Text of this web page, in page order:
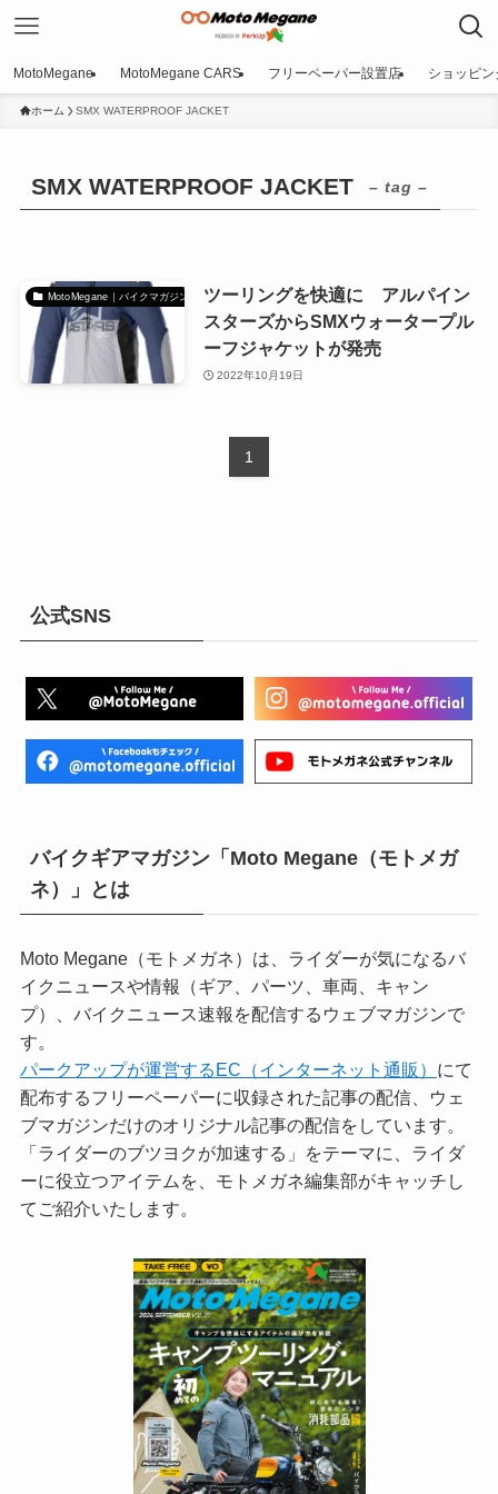
MotoMegane MotoMegane CARS フリーペーパー設置店 ショッピン
ホーム SMX WATERPROOF JACKET
SMX WATERPROOF JACKET – tag –
MotoMegane｜バイクマガジン
ツーリングを快適に アルパイン
スターズからSMXウォータープル
ーフジャケットが発売
2022年10月19日
1
公式SNS
バイクギアマガジン「Moto Megane（モトメガ
ネ）」とは
Moto Megane（モトメガネ）は、ライダーが気になるバ
イクニュースや情報（ギア、パーツ、車両、キャン
プ）、バイクニュース速報を配信するウェブマガジンで
す。
パークアップが運営するEC（インターネット通販） にて
配布するフリーペーパーに収録された記事の配信、ウェ
ブマガジンだけのオリジナル記事の配信をしています。
「ライダーのブツヨクが加速する」をテーマに、ライダ
ーに役立つアイテムを、モトメガネ編集部がキャッチし
てご紹介いたします。